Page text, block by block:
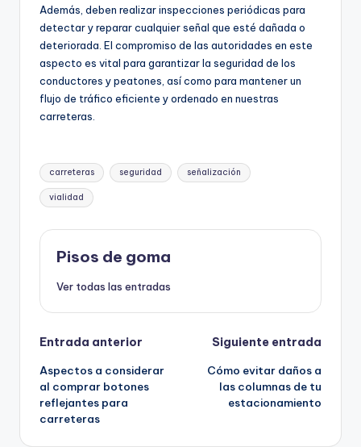
Además, deben realizar inspecciones periódicas para
detectar y reparar cualquier señal que esté dañada o
deteriorada. El compromiso de las autoridades en este
aspecto es vital para garantizar la seguridad de los
conductores y peatones, así como para mantener un
flujo de tráfico eficiente y ordenado en nuestras
carreteras.
Etiquetas:
carreteras seguridad señalización
vialidad
Pisos de goma
Ver todas las entradas
Navegación
de
entradas
Entrada anterior
Aspectos a considerar
al comprar botones
reflejantes para
carreteras
Siguiente entrada
Cómo evitar daños a
las columnas de tu
estacionamiento